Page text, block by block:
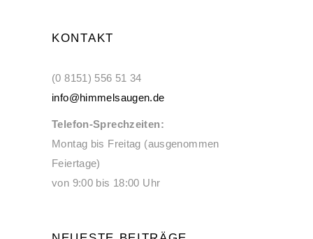
KONTAKT
(0 8151) 556 51 34
info@himmelsaugen.de
Telefon-Sprechzeiten:
Montag bis Freitag (ausgenommen
Feiertage)
von 9:00 bis 18:00 Uhr